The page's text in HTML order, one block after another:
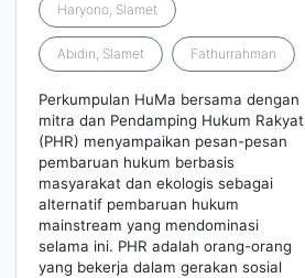
Haryono, Slamet
Abidin, Slamet Fathurrahman
Perkumpulan HuMa bersama dengan
mitra dan Pendamping Hukum Rakyat
(PHR) menyampaikan pesan-pesan
pembaruan hukum berbasis
masyarakat dan ekologis sebagai
alternatif pembaruan hukum
mainstream yang mendominasi
selama ini. PHR adalah orang-orang
yang bekerja dalam gerakan sosial